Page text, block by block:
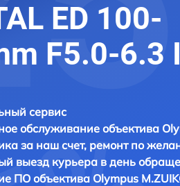
ED 100-
F5.0-6.3
сервис
обслуживание объектива
за наш счет, ремонт по
выезд курьера в день
ПО объектива Olympus